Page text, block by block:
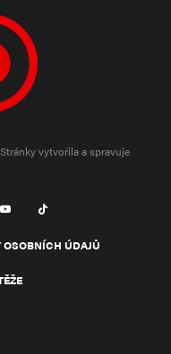
Stránky vytvořila a spravuje
ÚDAJŮ